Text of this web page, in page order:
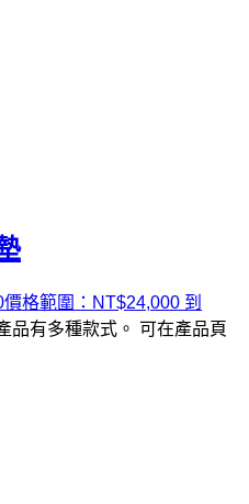
價格範圍：NT$24,000 到
品有多種款式。 可在產品頁